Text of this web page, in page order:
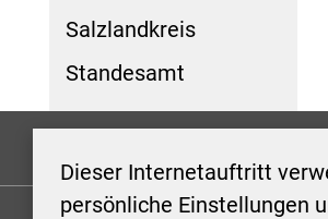
Dieser Internetauftritt
persönliche Einstellungen
Salzlandkreis
Standesamt